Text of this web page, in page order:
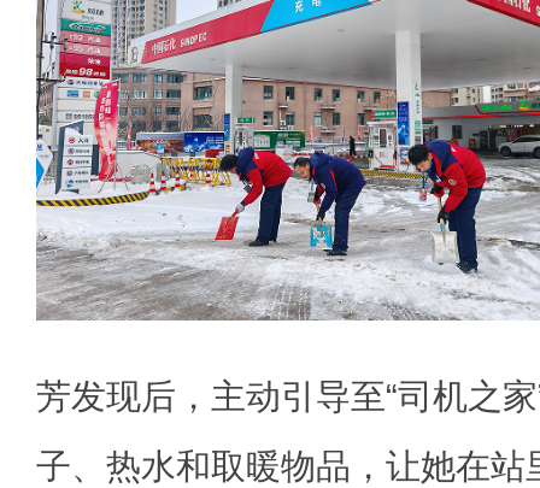
芳发现后，主动引导至“司机之
子、热水和取暖物品，让她在站